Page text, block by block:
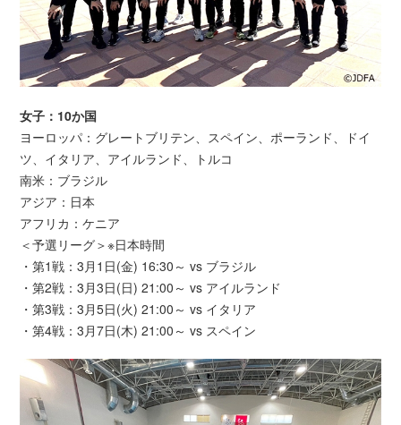
女子：10か国
ヨーロッパ：グレートブリテン、スペイン、ポーランド、ドイ
ツ、イタリア、アイルランド、トルコ
南米：ブラジル
アジア：日本
アフリカ：ケニア
＜予選リーグ＞※日本時間
・第1戦：3月1日(金) 16:30～ vs ブラジル
・第2戦：3月3日(日) 21:00～ vs アイルランド
・第3戦：3月5日(火) 21:00～ vs イタリア
・第4戦：3月7日(木) 21:00～ vs スペイン